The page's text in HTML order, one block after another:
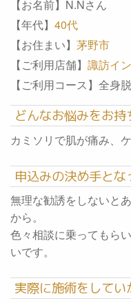
【お名前】N.Nさん
【年代】 40代
【お住まい】 茅野市
【ご利用店舗】 諏訪イ
【ご利用コース】全身
どんなお悩みをお持
カミソリで肌が痛み、
申込みの決め手と
無理な勧誘をしないと
から。
色々相談に乗ってもら
いです。
実際に施術をしてい